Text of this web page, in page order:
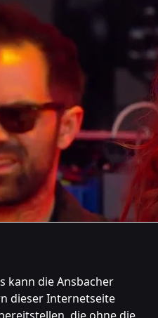
kann die Ansbacher
dieser Internetseite